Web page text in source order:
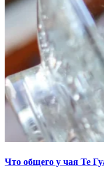
Что общего у чая Те